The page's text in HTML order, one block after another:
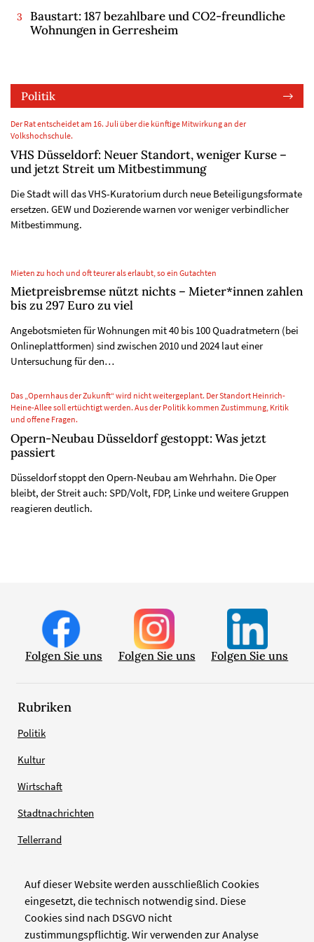
Auf dieser Website werden ausschließlich Cookies
eingesetzt, die technisch notwendig sind. Diese
Cookies sind nach DSGVO nicht
zustimmungspflichtig. Wir verwenden zur Analyse
Baustart: 187 bezahlbare und CO2-freundliche
Wohnungen in Gerresheim
Politik
Der Rat entscheidet am 16. Juli über die künftige Mitwirkung an der
Volkshochschule.
VHS Düsseldorf: Neuer Standort, weniger Kurse –
und jetzt Streit um Mitbestimmung
Die Stadt will das VHS-Kuratorium durch neue Beteiligungsformate
ersetzen. GEW und Dozierende warnen vor weniger verbindlicher
Mitbestimmung.
Mieten zu hoch und oft teurer als erlaubt, so ein Gutachten
Mietpreisbremse nützt nichts – Mieter*innen zahlen
bis zu 297 Euro zu viel
Angebotsmieten für Wohnungen mit 40 bis 100 Quadratmetern (bei
Onlineplattformen) sind zwischen 2010 und 2024 laut einer
Untersuchung für den…
Das „Opernhaus der Zukunft“ wird nicht weitergeplant. Der Standort Heinrich-
Heine-Allee soll ertüchtigt werden. Aus der Politik kommen Zustimmung, Kritik
und offene Fragen.
Opern-Neubau Düsseldorf gestoppt: Was jetzt
passiert
Düsseldorf stoppt den Opern-Neubau am Wehrhahn. Die Oper
bleibt, der Streit auch: SPD/Volt, FDP, Linke und weitere Gruppen
reagieren deutlich.
Folgen Sie uns Folgen Sie uns Folgen Sie uns
Rubriken
Politik
Kultur
Wirtschaft
Stadtnachrichten
Tellerrand
Verlag